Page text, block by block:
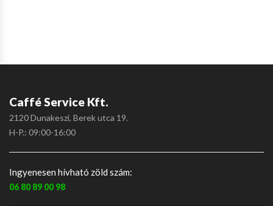
Caffé Service Kft.
2120 Dunakeszi, Berek utca 19.
H-P.: 09:00-16:00
Ingyenesen hívható zöld szám:
06 80 89 00 98